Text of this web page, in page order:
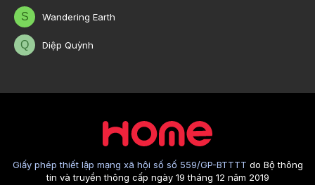
S Wandering Earth
Q Diệp Quỳnh
Giấy phép thiết lập mạng xã hội số số 559/GP-BTTTT do Bộ thông
tin và truyền thông cấp ngày 19 tháng 12 năm 2019